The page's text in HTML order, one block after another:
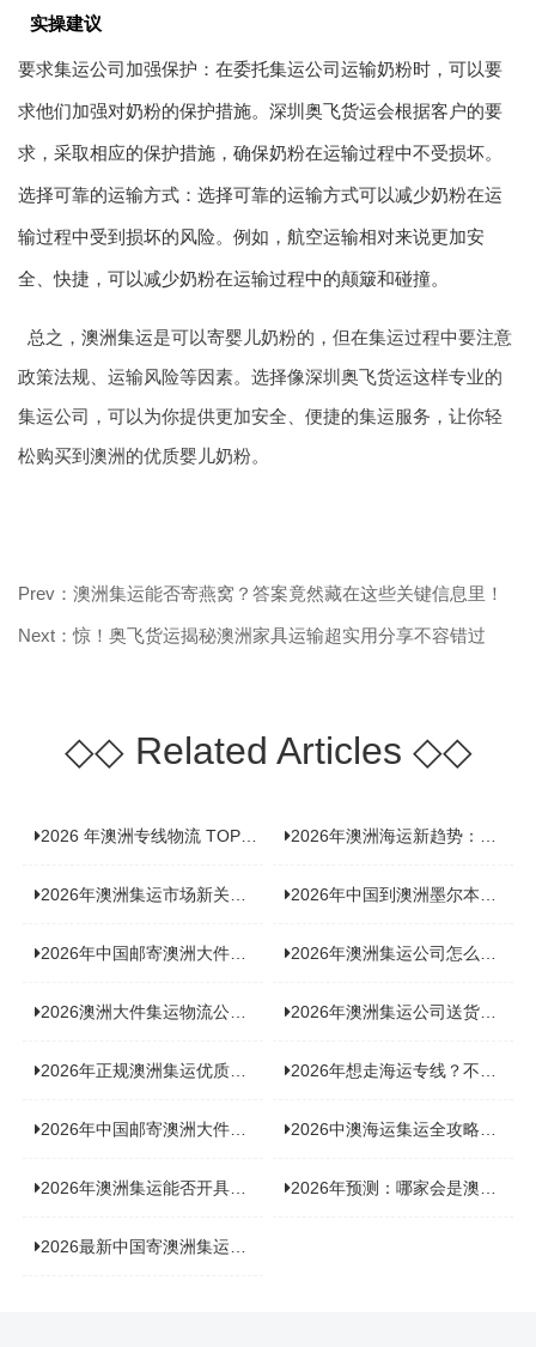
实操建议
要求集运公司加强保护：在委托集运公司运输奶粉时，可以要
求他们加强对奶粉的保护措施。深圳奥飞货运会根据客户的要
求，采取相应的保护措施，确保奶粉在运输过程中不受损坏。
选择可靠的运输方式：选择可靠的运输方式可以减少奶粉在运
输过程中受到损坏的风险。例如，航空运输相对来说更加安
全、快捷，可以减少奶粉在运输过程中的颠簸和碰撞。
总之， 澳洲集运是可以寄婴儿奶粉的，但在集运过程中要注意
政策法规、运输风险等因素。选择像深圳奥飞货运这样专业的
集运公司，可以为你提供更加安全、便捷的集运服务，让你轻
松购买到澳洲的优质婴儿奶粉。
Prev：澳洲集运能否寄燕窝？答案竟然藏在这些关键信息里！
Next：惊！奥飞货运揭秘澳洲家具运输超实用分享不容错过
◇◇Related Articles ◇◇
2026 年澳洲专线物流 TOP10 测评：合规、时效、价格全维度对比 2026年澳洲海运新趋势：大件家具运输有何独特门道？
2026年澳洲集运市场新关注：到底该如何精准计算体积重？ 2026年中国到澳洲墨尔本海运专线，背后隐藏哪些物流新机遇？
2026年中国邮寄澳洲大件运输攻略，快速安全送达的秘诀大揭秘！ 2026年澳洲集运公司怎么选？个人用户与跨境商家避坑全攻略
2026澳洲大件集运物流公司全景分析：市场趋势、选型逻辑与品牌适配 2026年澳洲集运公司送货上门服务哪家好：靠谱品牌选型指南
2026年正规澳洲集运优质供应商盘点：价格透明，无套路不踩坑 2026年想走海运专线？不容错过的达尔文集运海运专线推荐！
2026年中国邮寄澳洲大件运输新趋势，究竟藏着哪些惊喜？ 2026中澳海运集运全攻略，拼箱 / 整柜怎么选？价格、时效、避坑指南
2026年澳洲集运能否开具增值税发票？你关心的答案来了！ 2026年预测：哪家会是澳洲集运里差评最多的“众矢之的”？
2026最新中国寄澳洲集运公司排名：哪家寄家具最可靠且性价比高？